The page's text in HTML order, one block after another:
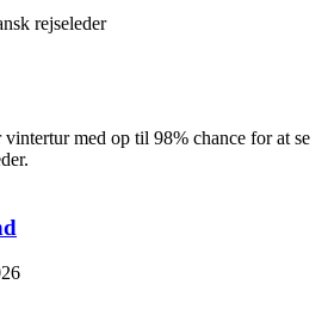
rejseleder
med op til 98% chance for at se